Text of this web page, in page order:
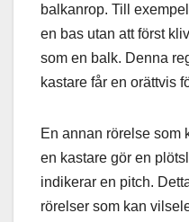
balkanrop. Till
en bas utan att först
som en balk. Denna
kastare får en orättvis
En annan rörelse som
en kastare gör en
indikerar en pitch.
rörelser som kan